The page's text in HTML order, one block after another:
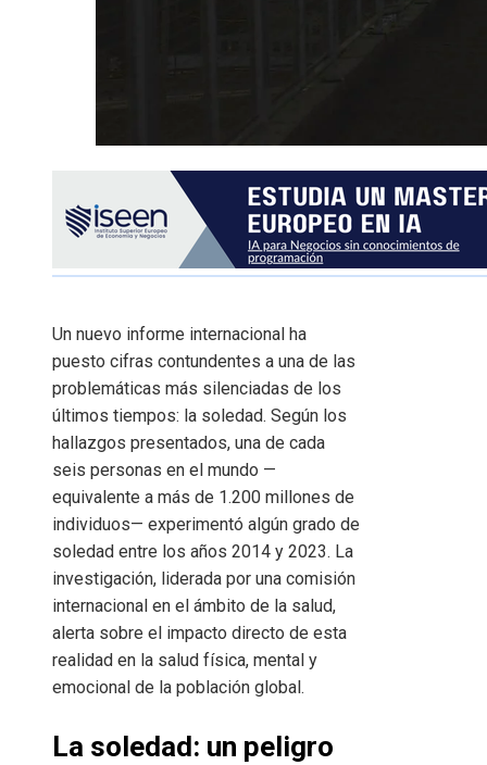
Un nuevo informe internacional ha
puesto cifras contundentes a una de las
problemáticas más silenciadas de los
últimos tiempos: la soledad. Según los
hallazgos presentados, una de cada
seis personas en el mundo —
equivalente a más de 1.200 millones de
individuos— experimentó algún grado de
soledad entre los años 2014 y 2023. La
investigación, liderada por una comisión
internacional en el ámbito de la salud,
alerta sobre el impacto directo de esta
realidad en la salud física, mental y
emocional de la población global.
La soledad: un peligro